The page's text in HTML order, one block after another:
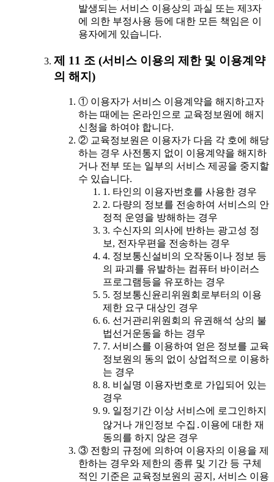
발생되는 서비스 이용상의 과실 또는 제3자
에 의한 부정사용 등에 대한 모든 책임은 이
용자에게 있습니다.
제 11 조 (서비스 이용의 제한 및 이용계약
의 해지)
① 이용자가 서비스 이용계약을 해지하고자
하는 때에는 온라인으로 교육정보원에 해지
신청을 하여야 합니다.
② 교육정보원은 이용자가 다음 각 호에 해당
하는 경우 사전통지 없이 이용계약을 해지하
거나 전부 또는 일부의 서비스 제공을 중지할
수 있습니다.
1. 타인의 이용자번호를 사용한 경우
2. 다량의 정보를 전송하여 서비스의 안
정적 운영을 방해하는 경우
3. 수신자의 의사에 반하는 광고성 정
보, 전자우편을 전송하는 경우
4. 정보통신설비의 오작동이나 정보 등
의 파괴를 유발하는 컴퓨터 바이러스
프로그램등을 유포하는 경우
5. 정보통신윤리위원회로부터의 이용
제한 요구 대상인 경우
6. 선거관리위원회의 유권해석 상의 불
법선거운동을 하는 경우
7. 서비스를 이용하여 얻은 정보를 교육
정보원의 동의 없이 상업적으로 이용하
는 경우
8. 비실명 이용자번호로 가입되어 있는
경우
9. 일정기간 이상 서비스에 로그인하지
않거나 개인정보 수집․이용에 대한 재
동의를 하지 않은 경우
③ 전항의 규정에 의하여 이용자의 이용을 제
한하는 경우와 제한의 종류 및 기간 등 구체
적인 기준은 교육정보원의 공지, 서비스 이용